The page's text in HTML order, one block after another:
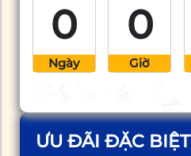
ƯU ĐÃI ĐẶC BIỆT
0
Ngày
0
Giờ